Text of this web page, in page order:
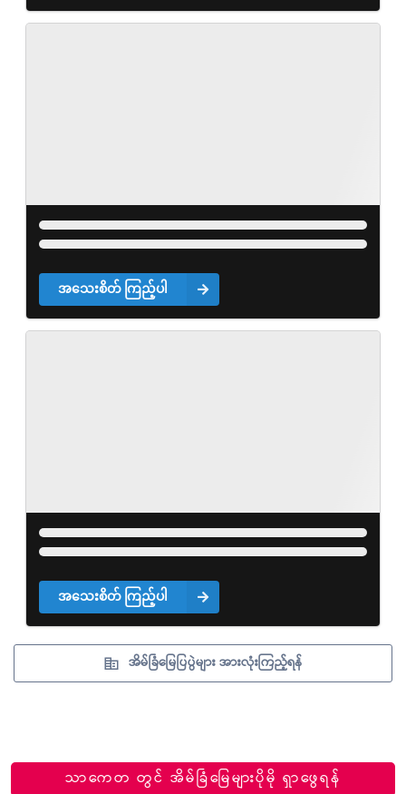
အသေးစိတ် ကြည့်ပါ
အသေးစိတ် ကြည့်ပါ
အိမ်ခြံမြေပြပွဲများ အားလုံးကြည့်ရန်
သာကေတ တွင် အိမ်ခြံမြေများပိုမို ရှာဖွေရန်